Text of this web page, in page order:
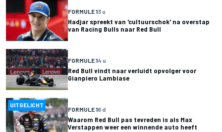
FORMULE 13 u
Hadjar spreekt van 'cultuurschok' na overstap
van Racing Bulls naar Red Bull
FORMULE 14 u
Red Bull vindt naar verluidt opvolger voor
Gianpiero Lambiase
UITGELICHT
FORMULE 16 d
Waarom Red Bull pas tevreden is als Max
Verstappen weer een winnende auto heeft